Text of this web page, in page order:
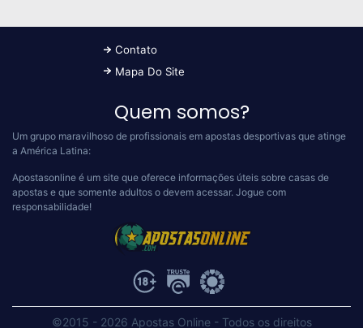
Contato
Mapa Do Site
Quem somos?
Um grupo maravilhoso de profissionais em apostas desportivas que atinge
a América Latina:
Apostasonline é um site que oferece informações úteis sobre casas de
apostas e que somente adultos o devem acessar. Jogue com
responsabilidade!
©2015 - 2026 Apostas Online - Todos os direitos